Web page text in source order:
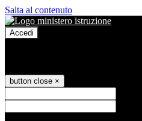
Salta al contenuto
Accedi
button close ×